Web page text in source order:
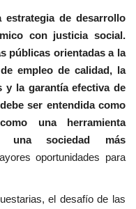
estrategia de desarrollo
con justicia social.
públicas orientadas a la
empleo de calidad, la
y la garantía efectiva de
ser entendida como
una herramienta
una sociedad más
oportunidades para
el desafío de las